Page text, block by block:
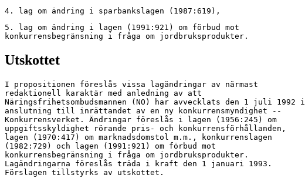
4. lag om ändring i sparbankslagen (1987:619),
5. lag om ändring i lagen (1991:921) om förbud mot
konkurrensbegränsning i fråga om jordbruksprodukter.
Utskottet
I propositionen föreslås vissa lagändringar av närmast
redaktionell karaktär med anledning av att
Näringsfrihetsombudsmannen (NO) har avvecklats den 1 juli 1992 i
anslutning till inrättandet av en ny konkurrensmyndighet --
Konkurrensverket. Ändringar föreslås i lagen (1956:245) om
uppgiftsskyldighet rörande pris- och konkurrensförhållanden,
lagen (1970:417) om marknadsdomstol m.m., konkurrenslagen
(1982:729) och lagen (1991:921) om förbud mot
konkurrensbegränsning i fråga om jordbruksprodukter.
Lagändringarna föreslås träda i kraft den 1 januari 1993.
Förslagen tillstyrks av utskottet.